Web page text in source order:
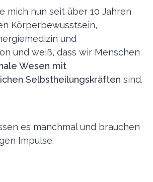
mich nun seit über 10 Jahren
Körperbewusstsein,
und
und weiß, dass wir Menschen
Wesen mit
Selbstheilungskräften sind.
es manchmal und brauchen
Impulse.